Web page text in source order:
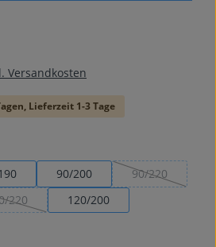
Versandkosten
Lieferzeit 1-3 Tage
90/200 90/220
(Diese
220
(Diese Option ist zurzeit nicht verfügbar.)
120/200